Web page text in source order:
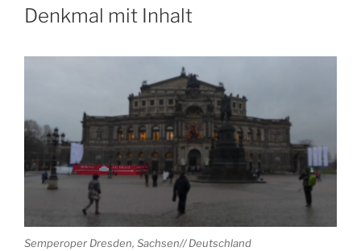
AM
Denkmal mit Inhalt
Semperoper Dresden, Sachsen// Deutschland